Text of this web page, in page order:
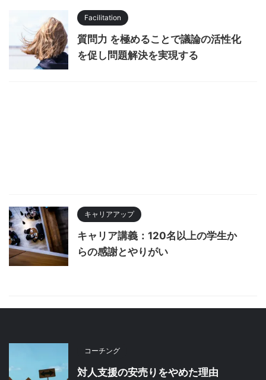
Facilitation
質問力 を極めることで議論の活性化
を促し問題解決を実現する
キャリアアップ
キャリア講義：120名以上の学生か
らの感謝とやりがい
コーチング
対人支援の安売りをやめた理由